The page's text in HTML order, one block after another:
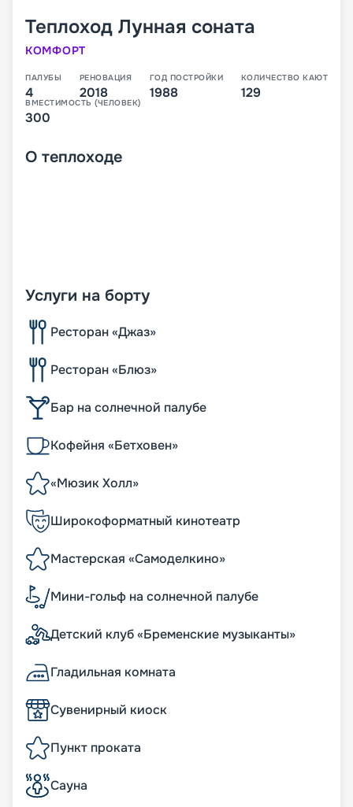
Теплоход Лунная соната
КОМФОРТ
ПАЛУБЫ
4
РЕНОВАЦИЯ
2018
ГОД ПОСТРОЙКИ
1988
КОЛИЧЕСТВО КАЮТ
129
ВМЕСТИМОСТЬ (ЧЕЛОВЕК)
300
О теплоходе
Услуги на борту
Ресторан «Джаз»
Ресторан «Блюз»
Бар на солнечной палубе
Кофейня «Бетховен»
«Мюзик Холл»
Широкоформатный кинотеатр
Мастерская «Самоделкино»
Мини-гольф на солнечной палубе
Детский клуб «Бременские музыканты»
Гладильная комната
Сувенирный киоск
Пункт проката
Сауна